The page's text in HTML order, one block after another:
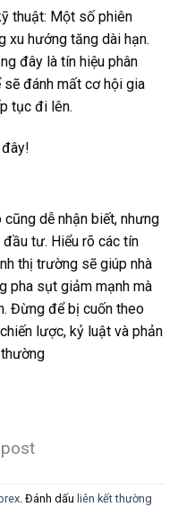
thuật: Một số phiên
xu hướng tăng dài hạn.
đây là tín hiệu phân
đánh mất cơ hội gia
tục đi lên.
dễ nhận biết, nhưng
tư. Hiểu rõ các tín
thị trường sẽ giúp nhà
pha sụt giảm mạnh mà
Đừng để bị cuốn theo
lược, kỷ luật và phản
. Đánh dấu liên kết thường